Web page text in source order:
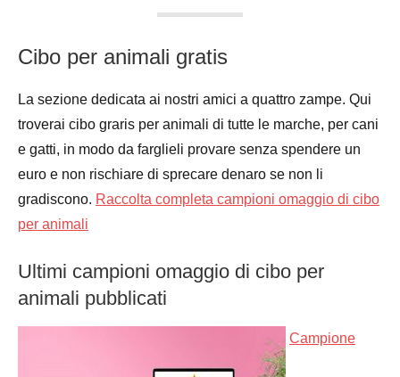
Cibo per animali gratis
La sezione dedicata ai nostri amici a quattro zampe. Qui
troverai cibo graris per animali di tutte le marche, per cani
e gatti, in modo da farglieli provare senza spendere un
euro e non rischiare di sprecare denaro se non li
gradiscono. Raccolta completa campioni omaggio di cibo
per animali
Ultimi campioni omaggio di cibo per
animali pubblicati
Campione